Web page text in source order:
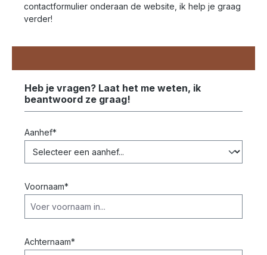
contactformulier onderaan de website, ik help je graag
verder!
Heb je vragen? Laat het me weten, ik
beantwoord ze graag!
Aanhef*
Voornaam*
Achternaam*